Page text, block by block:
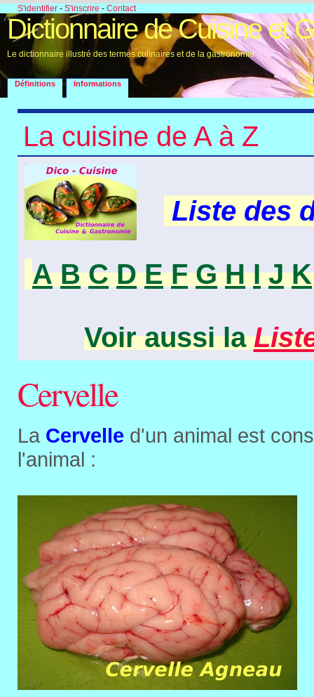
S'identifier - S'inscrire - Contact
Dictionnaire de Cuisine et
Le dictionnaire illustré des termes culinaires et de la gastronomie
Définitions Informations
La cuisine de A à Z
Liste des
A B C D E F G H I J K
Voir aussi la
Cervelle
La Cervelle d'un animal est
l'animal :